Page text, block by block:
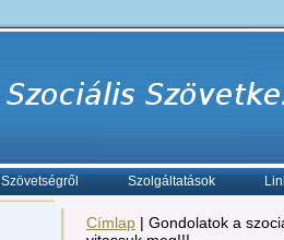
Szövetségről Szolgáltatások
Címlap | Gondolatok a